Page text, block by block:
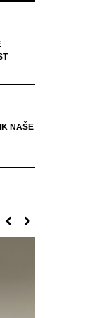
NAŠE